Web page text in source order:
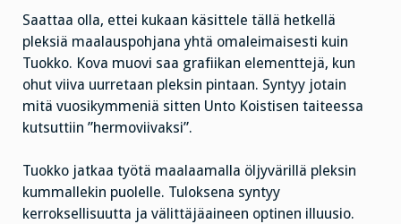
Saattaa olla, ettei kukaan käsittele tällä hetkellä
pleksiä maalauspohjana yhtä omaleimaisesti kuin
Tuokko. Kova muovi saa grafiikan elementtejä, kun
ohut viiva uurretaan pleksin pintaan. Syntyy jotain
mitä vuosikymmeniä sitten Unto Koistisen taiteessa
kutsuttiin ”hermoviivaksi”.
Tuokko jatkaa työtä maalaamalla öljyvärillä pleksin
kummallekin puolelle. Tuloksena syntyy
kerroksellisuutta ja välittäjäaineen optinen illuusio.